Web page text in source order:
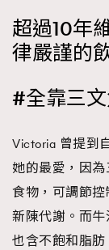
超過10年
律嚴謹的
#全靠三
Victoria 曾提到
她的最愛，因
食物，可調節
新陳代謝。而
也含不飽和脂